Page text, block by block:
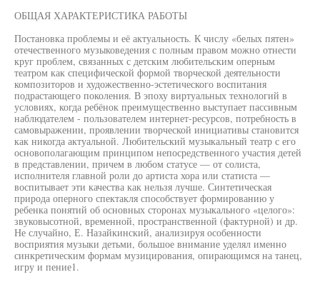
ОБЩАЯ ХАРАКТЕРИСТИКА РАБОТЫ
Постановка проблемы и её актуальность. К числу «белых пятен»
отечественного музыковедения с полным правом можно отнести
круг проблем, связанных с детским любительским оперным
театром как специфической формой творческой деятельности
композиторов и художественно-эстетического воспитания
подрастающего поколения. В эпоху виртуальных технологий в
условиях, когда ребёнок преимущественно выступает пассивным
наблюдателем - пользователем интернет-ресурсов, потребность в
самовыражении, проявлении творческой инициативы становится
как никогда актуальной. Любительский музыкальный театр с его
основополагающим принципом непосредственного участия детей
в представлении, причем в любом статусе — от солиста,
исполнителя главной роли до артиста хора или статиста —
воспитывает эти качества как нельзя лучше. Синтетическая
природа оперного спектакля способствует формированию у
ребенка понятий об основных сторонах музыкального «целого»:
звуковысотной, временной, пространственной (фактурной) и др.
Не случайно, Е. Назайкинский, анализируя особенности
восприятия музыки детьми, большое внимание уделял именно
синкретическим формам музицирования, опирающимся на танец,
игру и пение1.